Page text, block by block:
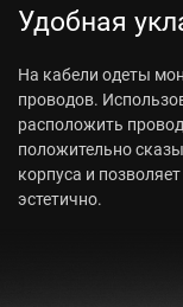
Удобная
На кабели одеты
проводов.
расположить
положительно
корпуса и
эстетично.